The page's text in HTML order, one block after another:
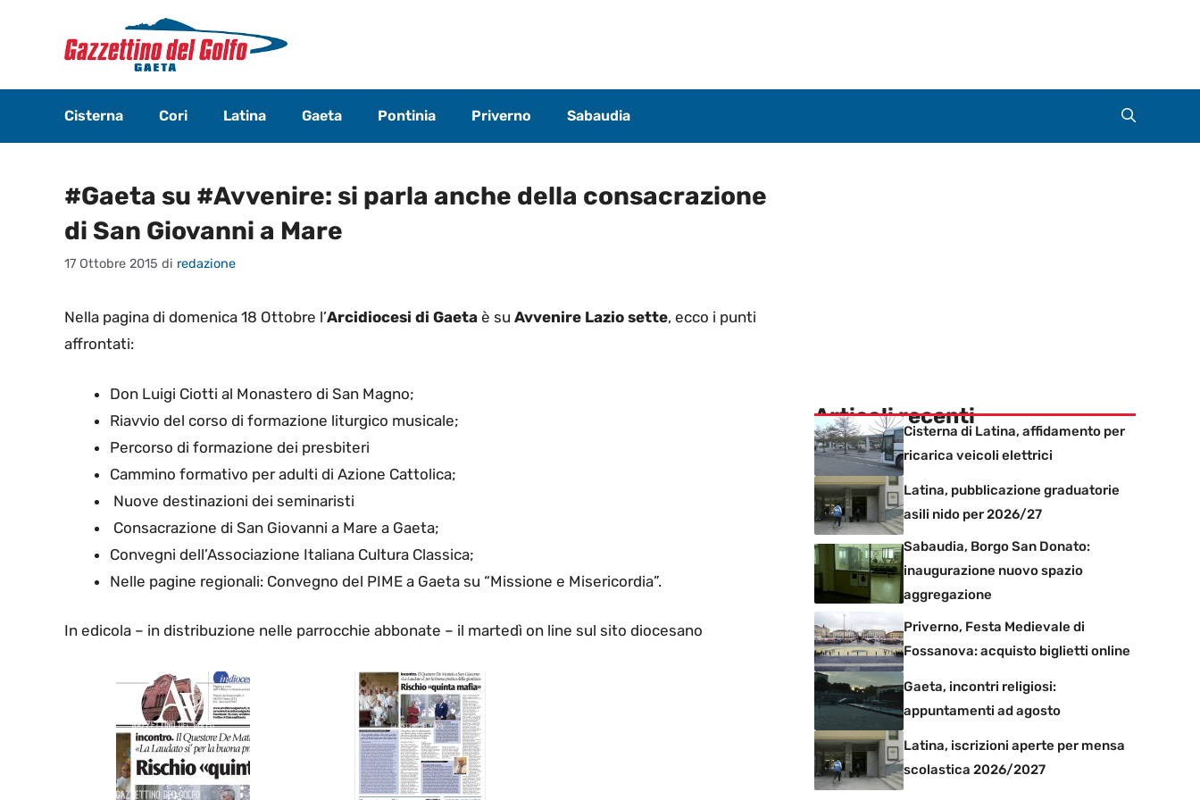
contenuto
Cisterna Cori Latina Gaeta Pontinia Priverno Sabaudia
#Gaeta su #Avvenire: si parla anche della consacrazione
di San Giovanni a Mare
17 Ottobre 2015 di redazione
Nella pagina di domenica 18 Ottobre l’Arcidiocesi di Gaeta è su Avvenire Lazio sette, ecco i punti
affrontati:
Don Luigi Ciotti al Monastero di San Magno;
Riavvio del corso di formazione liturgico musicale;
Percorso di formazione dei presbiteri
Cammino formativo per adulti di Azione Cattolica;
Nuove destinazioni dei seminaristi
Consacrazione di San Giovanni a Mare a Gaeta;
Convegni dell’Associazione Italiana Cultura Classica;
Nelle pagine regionali: Convegno del PIME a Gaeta su “Missione e Misericordia”.
In edicola – in distribuzione nelle parrocchie abbonate – il martedì on line sul sito diocesano
Articoli recenti
Cisterna di Latina, affidamento per
ricarica veicoli elettrici
Latina, pubblicazione graduatorie
asili nido per 2026/27
Sabaudia, Borgo San Donato:
inaugurazione nuovo spazio
aggregazione
Priverno, Festa Medievale di
Fossanova: acquisto biglietti online
Gaeta, incontri religiosi:
appuntamenti ad agosto
Latina, iscrizioni aperte per mensa
scolastica 2026/2027